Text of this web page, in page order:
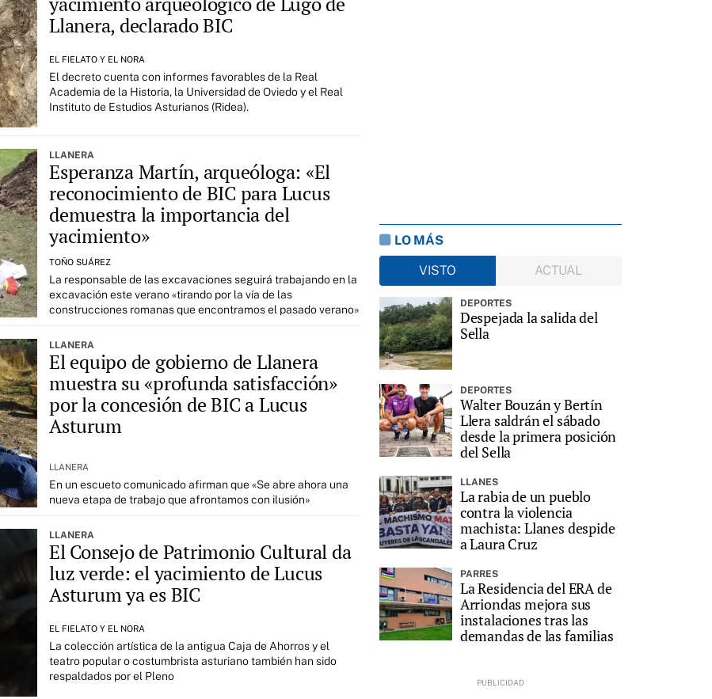
Llanera, declarado BIC
EL FIELATO Y EL NORA
El decreto cuenta con informes favorables de la Real
Academia de la Historia, la Universidad de Oviedo y el Real
Instituto de Estudios Asturianos (Ridea).
LLANERA
Esperanza Martín, arqueóloga: «El
reconocimiento de BIC para Lucus
demuestra la importancia del
yacimiento»
TOÑO SUÁREZ
La responsable de las excavaciones seguirá trabajando en la
excavación este verano «tirando por la vía de las
construcciones romanas que encontramos el pasado verano»
LLANERA
El equipo de gobierno de Llanera
muestra su «profunda satisfacción»
por la concesión de BIC a Lucus
Asturum
LLANERA
En un escueto comunicado afirman que «Se abre ahora una
nueva etapa de trabajo que afrontamos con ilusión»
LLANERA
El Consejo de Patrimonio Cultural da
luz verde: el yacimiento de Lucus
Asturum ya es BIC
EL FIELATO Y EL NORA
La colección artística de la antigua Caja de Ahorros y el
teatro popular o costumbrista asturiano también han sido
respaldados por el Pleno
LO MÁS
VISTO
ACTUAL
DEPORTES
Despejada la salida del
Sella
DEPORTES
Walter Bouzán y Bertín
Llera saldrán el sábado
desde la primera posición
del Sella
LLANES
La rabia de un pueblo
contra la violencia
machista: Llanes despide
a Laura Cruz
PARRES
La Residencia del ERA de
Arriondas mejora sus
instalaciones tras las
demandas de las familias